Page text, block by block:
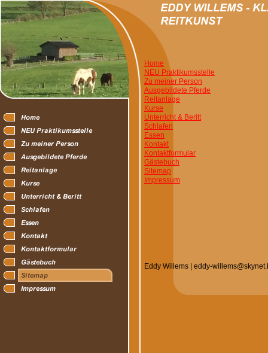
Home
NEU Praktikumsstelle
Zu meiner Person
Ausgebildete Pferde
Reitanlage
Kurse
Unterricht & Beritt
Schlafen
Essen
Kontakt
Kontaktformular
Gästebuch
Sitemap
Impressum
Eddy Willems | eddy-